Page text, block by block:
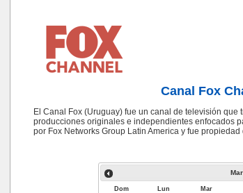
Canal Fox
El Canal Fox (Uruguay) fue un canal de televisión
producciones originales e independientes enfocados
por Fox Networks Group Latin America y fue propiedad
Dom Lun Mar